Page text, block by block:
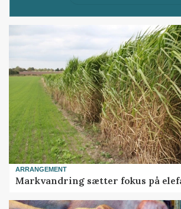
ARRANGEMENT
Markvandring sætter fokus på